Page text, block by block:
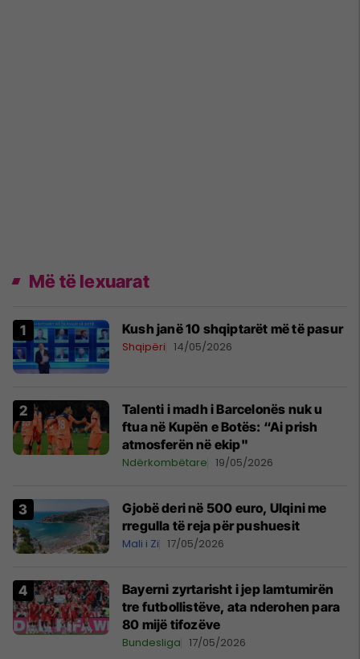
Më të lexuarat
Kush janë 10 shqiptarët më të pasur
Shqipëri 14/05/2026
Talenti i madh i Barcelonës nuk u
ftua në Kupën e Botës: “Ai prish
atmosferën në ekip"
Ndërkombëtare 19/05/2026
Gjobë deri në 500 euro, Ulqini me
rregulla të reja për pushuesit
Mali i Zi 17/05/2026
Bayerni zyrtarisht i jep lamtumirën
tre futbollistëve, ata nderohen para
80 mijë tifozëve
Bundesliga 17/05/2026